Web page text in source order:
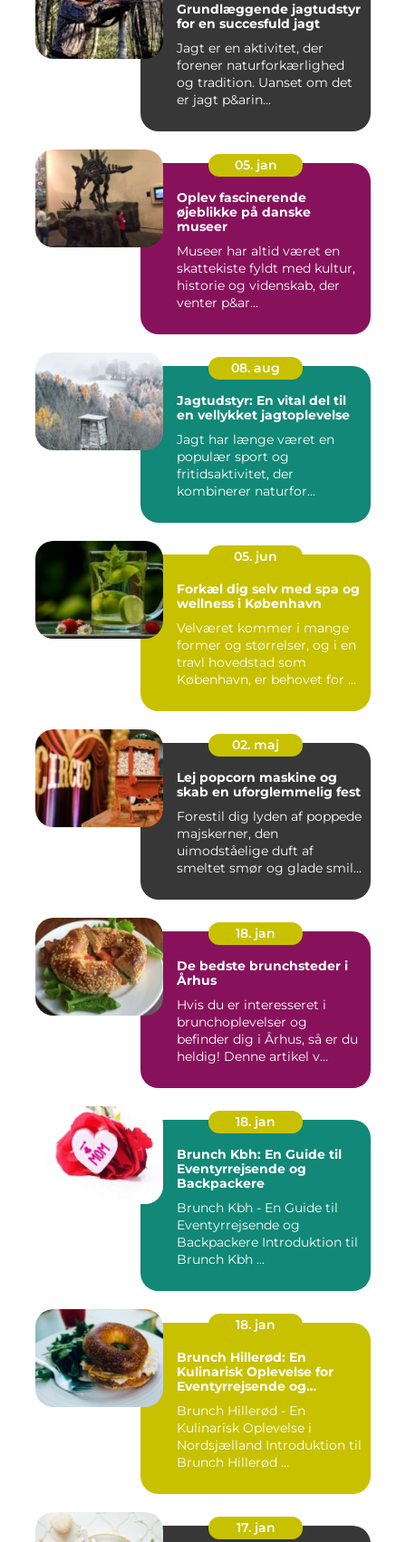
Grundlæggende jagtudstyr
for en succesfuld jagt
Jagt er en aktivitet, der
forener naturforkærlighed
og tradition. Uanset om det
er jagt p&arin...
05. jan
Oplev fascinerende
øjeblikke på danske
museer
Museer har altid været en
skattekiste fyldt med kultur,
historie og videnskab, der
venter p&ar...
08. aug
Jagtudstyr: En vital del til
en vellykket jagtoplevelse
Jagt har længe været en
populær sport og
fritidsaktivitet, der
kombinerer naturfor...
05. jun
Forkæl dig selv med spa og
wellness i København
Velværet kommer i mange
former og størrelser, og i en
travl hovedstad som
København, er behovet for ...
02. maj
Lej popcorn maskine og
skab en uforglemmelig fest
Forestil dig lyden af poppede
majskerner, den
uimodståelige duft af
smeltet smør og glade smil,
18. jan
De bedste brunchsteder i
Århus
Hvis du er interesseret i
brunchoplevelser og
befinder dig i Århus, så er du
heldig! Denne artikel v...
18. jan
Brunch Kbh: En Guide til
Eventyrrejsende og
Backpackere
Brunch Kbh - En Guide til
Eventyrrejsende og
Backpackere Introduktion til
Brunch Kbh ...
18. jan
Brunch Hillerød: En
Kulinarisk Oplevelse for
Eventyrrejsende og
Brunch Hillerød - En
Kulinarisk Oplevelse i
Nordsjælland Introduktion til
Brunch Hillerød ...
17. jan